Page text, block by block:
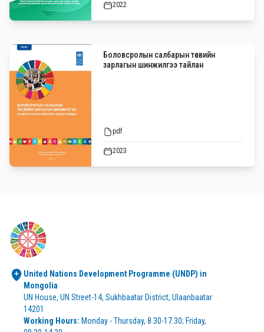
2022
Боловсролын салбарын төсвийн
зарлагын шинжилгээ тайлан
pdf
2023
United Nations Development Programme (UNDP) in
Mongolia
UN House, UN Street-14, Sukhbaatar District, Ulaanbaatar
14201
Working Hours: Monday - Thursday, 8.30-17.30; Friday,